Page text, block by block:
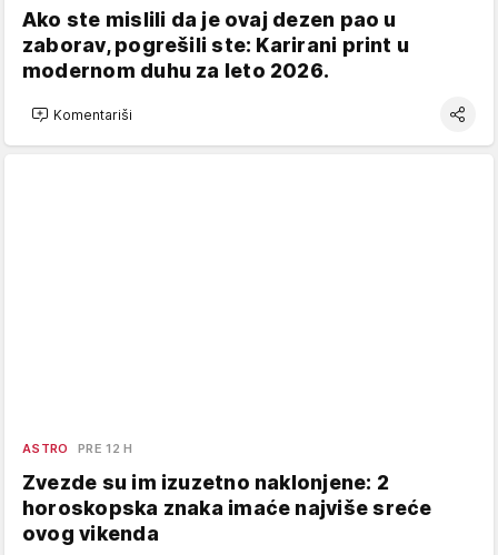
Ako ste mislili da je ovaj dezen pao u
zaborav, pogrešili ste: Karirani print u
modernom duhu za leto 2026.
Komentariši
ASTRO PRE 12 H
Zvezde su im izuzetno naklonjene: 2
horoskopska znaka imaće najviše sreće
ovog vikenda